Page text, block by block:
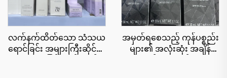
လက်နက်ထိတ်သော သံသယ
ရောင်ခြင်း အများကြီးဆိုင်ရာ
အမှတ်ရစေသည့် ကုန်ပစ္စည်း
များ၏ အလုံးဆုံး အချိန်